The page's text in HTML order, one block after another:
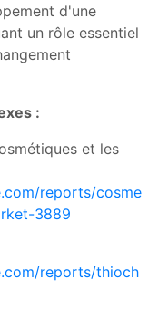
d'une
un rôle essentiel
:
et les
reports/cosme
3889
reports/thioch